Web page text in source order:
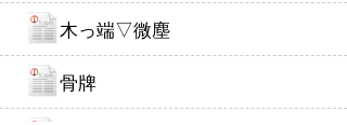
木っ端▽微塵
骨牌